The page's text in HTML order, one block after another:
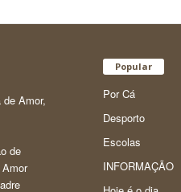
Amor,
de
Popular
Por Cá
Desporto
Escolas
INFORMAÇÃO